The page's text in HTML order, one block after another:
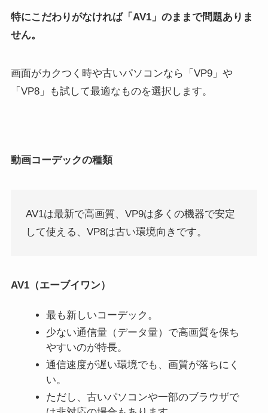
特にこだわりがなければ「AV1」のままで問題ありま
せん。
画面がカクつく時や古いパソコンなら「VP9」や
「VP8」も試して最適なものを選択します。
動画コーデックの種類
AV1は最新で高画質、VP9は多くの機器で安定
して使える、VP8は古い環境向きです。
AV1（エーブイワン）
最も新しいコーデック。
少ない通信量（データ量）で高画質を保ち
やすいのが特長。
通信速度が遅い環境でも、画質が落ちにく
い。
ただし、古いパソコンや一部のブラウザで